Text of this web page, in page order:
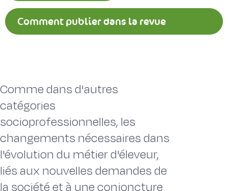
Comment publier dans la revue
Comme dans d'autres
catégories
socioprofessionnelles, les
changements nécessaires dans
l'évolution du métier d'éleveur,
liés aux nouvelles demandes de
la société et à une conjoncture